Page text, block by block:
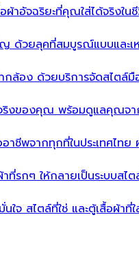
ผ้าอัจฉริยะที่คุณใส่ได้จริงใน
ด้วยลุคที่สมบูรณ์แบบและเ
กล้อง ด้วยบริการจัดสไตล์
งของคุณ พร้อมดูแลคุณจา
าชีพจากทุกที่ในประเทศไท
ที่รกๆ ให้กลายเป็นระบบส
จ สไตล์ที่ใช่ และตู้เสื้อผ้าที่ใ